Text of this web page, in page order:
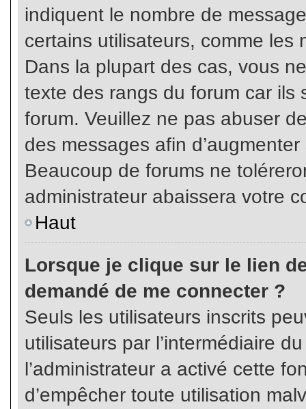
indiquent le nombre de
certains utilisateurs, comme les
Dans la plupart des cas, vous
texte des rangs du forum car ils
forum. Veuillez ne pas abuser
des messages afin
Beaucoup de forums ne
administrateur abaissera votre
Haut
Lorsque je clique sur le lien
demandé de me connecter ?
Seuls les utilisateurs inscrits
utilisateurs par l’intermédiaire
l’administrateur a activé cette
d’empêcher toute utilisation